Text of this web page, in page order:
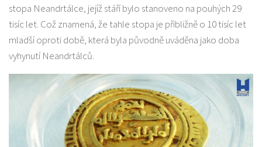
stopa Neandrtálce, jejíž stáří bylo stanoveno na pouhých 29
tisíc let. Což znamená, že tahle stopa je přibližně o 10 tisíc let
mladší oproti době, která byla původně uváděna jako doba
vyhynutí Neandrtálců.